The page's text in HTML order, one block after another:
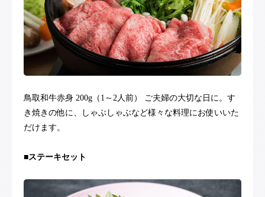
鳥取和牛赤身 200g（1～2人前） ご夫婦の大切な日に。す
き焼きの他に、しゃぶしゃぶなど様々な料理にお使いいた
だけます。
■ステーキセット